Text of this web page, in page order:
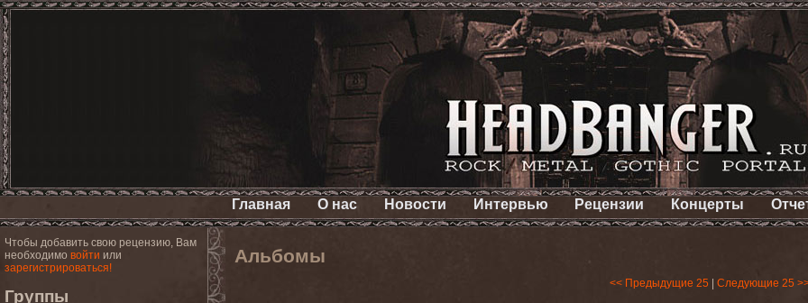
Главная О нас Новости Интервью Рецензии Концерты
Чтобы добавить свою рецензию, Вам
необходимо войти или
зарегистрироваться!
Группы
Альбомы
<< Предыдущие 25 Следующие 25